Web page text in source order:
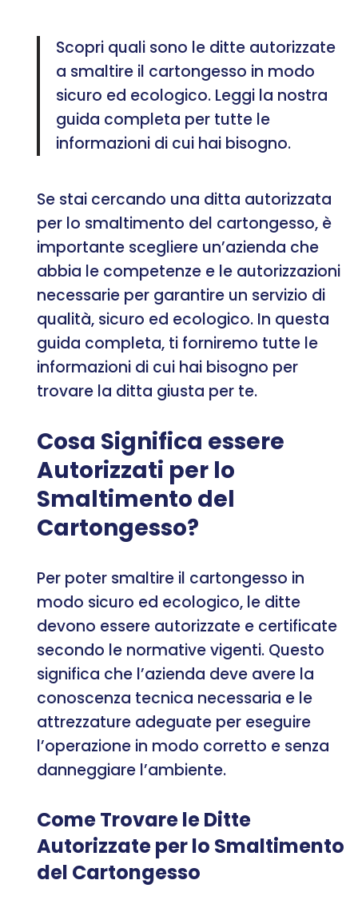
Scopri quali sono le ditte autorizzate
a smaltire il cartongesso in modo
sicuro ed ecologico. Leggi la nostra
guida completa per tutte le
informazioni di cui hai bisogno.
Se stai cercando una ditta autorizzata
per lo smaltimento del cartongesso, è
importante scegliere un’azienda che
abbia le competenze e le autorizzazioni
necessarie per garantire un servizio di
qualità, sicuro ed ecologico. In questa
guida completa, ti forniremo tutte le
informazioni di cui hai bisogno per
trovare la ditta giusta per te.
Cosa Significa essere
Autorizzati per lo
Smaltimento del
Cartongesso?
Per poter smaltire il cartongesso in
modo sicuro ed ecologico, le ditte
devono essere autorizzate e certificate
secondo le normative vigenti. Questo
significa che l’azienda deve avere la
conoscenza tecnica necessaria e le
attrezzature adeguate per eseguire
l’operazione in modo corretto e senza
danneggiare l’ambiente.
Come Trovare le Ditte
Autorizzate per lo Smaltimento
del Cartongesso